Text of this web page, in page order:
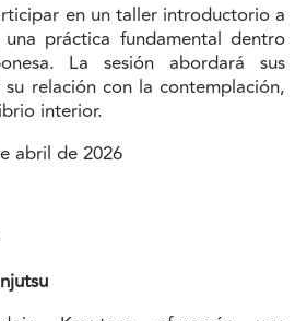
en un taller introductorio a
práctica fundamental dentro
La sesión abordará sus
relación con la contemplación,
interior.
abril de 2026